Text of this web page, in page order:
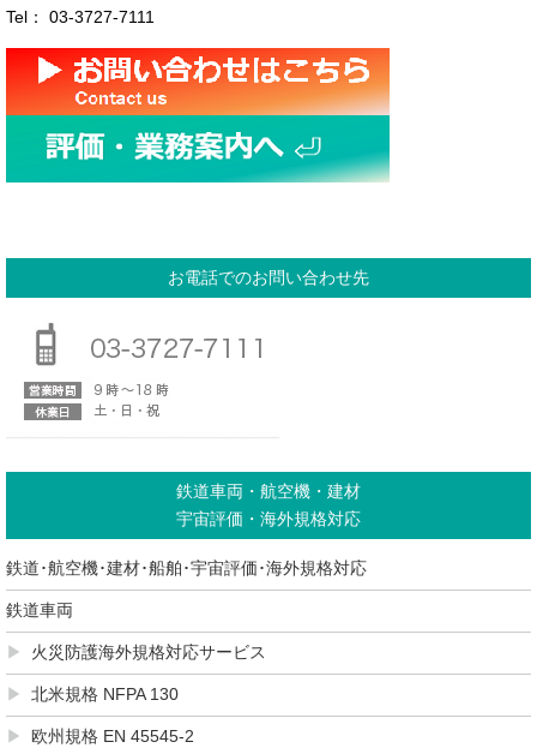
Tel： 03-3727-7111
お電話でのお問い合わせ先
鉄道車両・航空機・建材
宇宙評価・海外規格対応
鉄道･航空機･建材･船舶･宇宙評価･海外規格対応
鉄道車両
火災防護海外規格対応サービス
北米規格 NFPA 130
欧州規格 EN 45545-2